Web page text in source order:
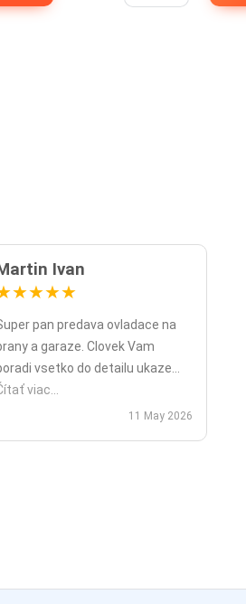
Ivan
★★★★
pan predava ovladace na
a garaze. Clovek Vam
vsetko do detailu ukaze
nadstavy priamo na
mieste a ked uz nahodou to nejde
viac...
11 May 2026